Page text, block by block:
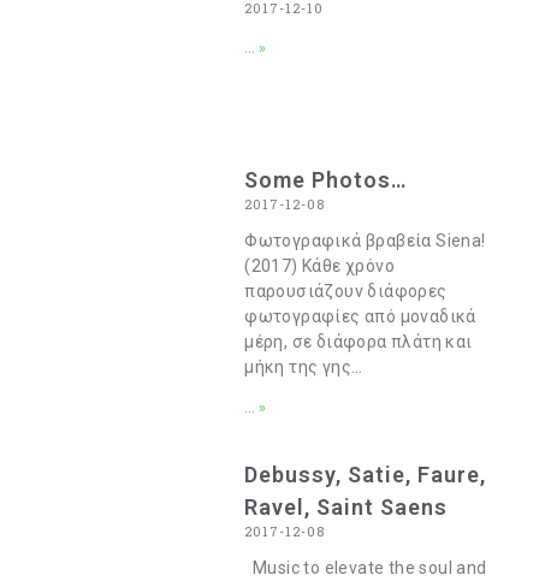
2017-12-10
... »
Some Photos…
2017-12-08
Φωτογραφικά βραβεία Siena!
(2017) Κάθε χρόνο
παρουσιάζουν διάφορες
φωτογραφίες από μοναδικά
μέρη, σε διάφορα πλάτη και
μήκη της γης…
... »
Debussy, Satie, Faure,
Ravel, Saint Saens
2017-12-08
Music to elevate the soul and